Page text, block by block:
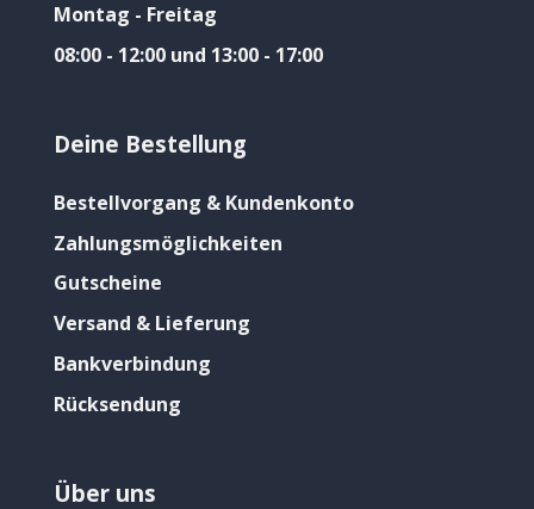
Montag - Freitag
08:00 - 12:00 und 13:00 - 17:00
Deine Bestellung
Bestellvorgang & Kundenkonto
Zahlungsmöglichkeiten
Gutscheine
Versand & Lieferung
Bankverbindung
Rücksendung
Über uns